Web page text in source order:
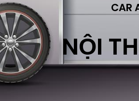
CAR
NỘI